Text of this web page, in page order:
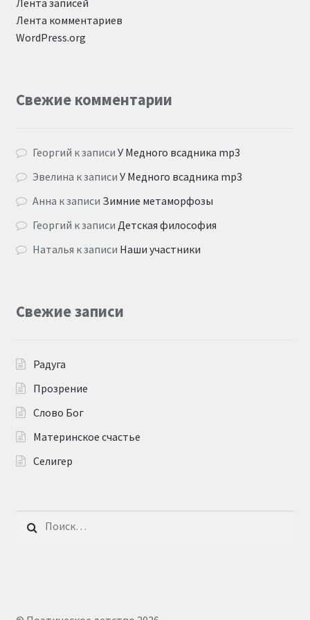
Лента комментариев
WordPress.org
Свежие комментарии
Георгий к записиУ Медного всадника mp3
Эвелина к записиУ Медного всадника mp3
Анна к записи Зимние метаморфозы
Георгий к записи Детская философия
Наталья к записи Наши участники
Свежие записи
Радуга
Прозрение
Слово Бог
Материнское счастье
Селигер
Найти: